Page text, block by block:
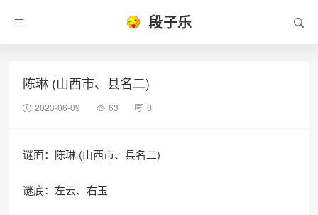
段子乐
陈琳 (山西市、县名二)
2023-06-09 63 0
谜面：陈琳 (山西市、县名二)
谜底：左云、右玉